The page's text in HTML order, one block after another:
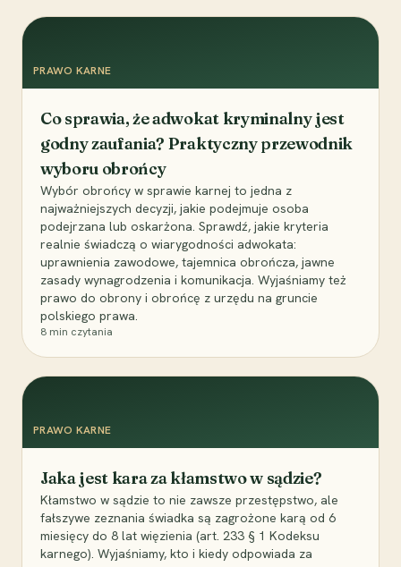
PRAWO KARNE
Co sprawia, że adwokat kryminalny jest
godny zaufania? Praktyczny przewodnik
wyboru obrońcy
Wybór obrońcy w sprawie karnej to jedna z
najważniejszych decyzji, jakie podejmuje osoba
podejrzana lub oskarżona. Sprawdź, jakie kryteria
realnie świadczą o wiarygodności adwokata:
uprawnienia zawodowe, tajemnica obrończa, jawne
zasady wynagrodzenia i komunikacja. Wyjaśniamy też
prawo do obrony i obrońcę z urzędu na gruncie
polskiego prawa.
8 min czytania
PRAWO KARNE
Jaka jest kara za kłamstwo w sądzie?
Kłamstwo w sądzie to nie zawsze przestępstwo, ale
fałszywe zeznania świadka są zagrożone karą od 6
miesięcy do 8 lat więzienia (art. 233 § 1 Kodeksu
karnego). Wyjaśniamy, kto i kiedy odpowiada za